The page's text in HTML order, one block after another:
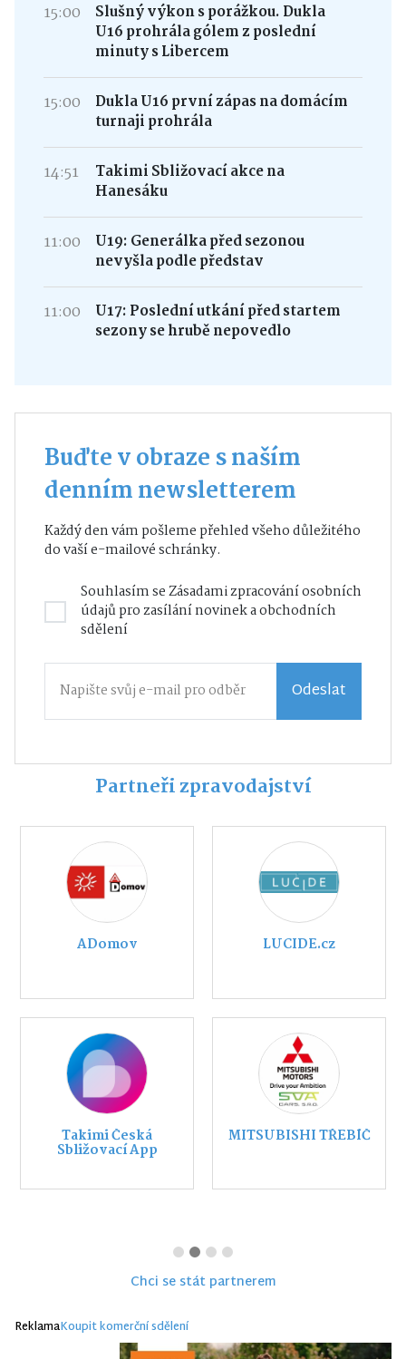
15:00
Slušný výkon s porážkou. Dukla
U16 prohrála gólem z poslední
minuty s Libercem
15:00
Dukla U16 první zápas na domácím
turnaji prohrála
14:51
Takimi Sbližovací akce na
Hanesáku
11:00
U19: Generálka před sezonou
nevyšla podle představ
11:00
U17: Poslední utkání před startem
sezony se hrubě nepovedlo
Buďte v obraze s naším
denním newsletterem
Každý den vám pošleme přehled všeho důležitého
do vaší e-mailové schránky.
Souhlasím seZásadami zpracování osobních
údajůpro zasílání novinek a obchodních
sdělení
Odeslat
Partneři zpravodajství
ADomov LUCIDE.cz
Takimi Česká
Sbližovací App
MITSUBISHI TŘEBÍČ
Chci se stát partnerem
ReklamaKoupit komerční sdělení